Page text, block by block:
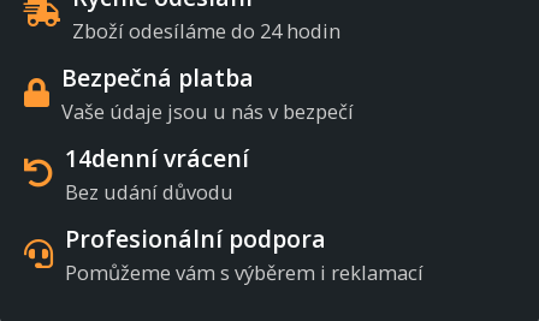
Zboží odesíláme do 24 hodin
Bezpečná platba
Vaše údaje jsou u nás v bezpečí
14denní vrácení
Bez udání důvodu
Profesionální podpora
Pomůžeme vám s výběrem i reklamací